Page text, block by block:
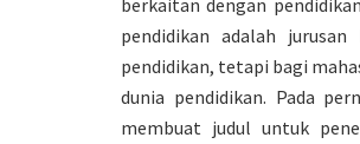
pendidikan adalah
pendidikan, tetapi bagi
dunia pendidikan. Pada
membuat judul untuk